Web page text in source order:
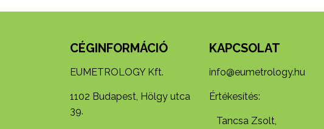
CÉGINFORMÁCIÓ
EUMETROLOGY Kft.
1102 Budapest, Hölgy utca
39.
KAPCSOLAT
info@eumetrology.hu
Értékesítés:
Tancsa Zsolt,